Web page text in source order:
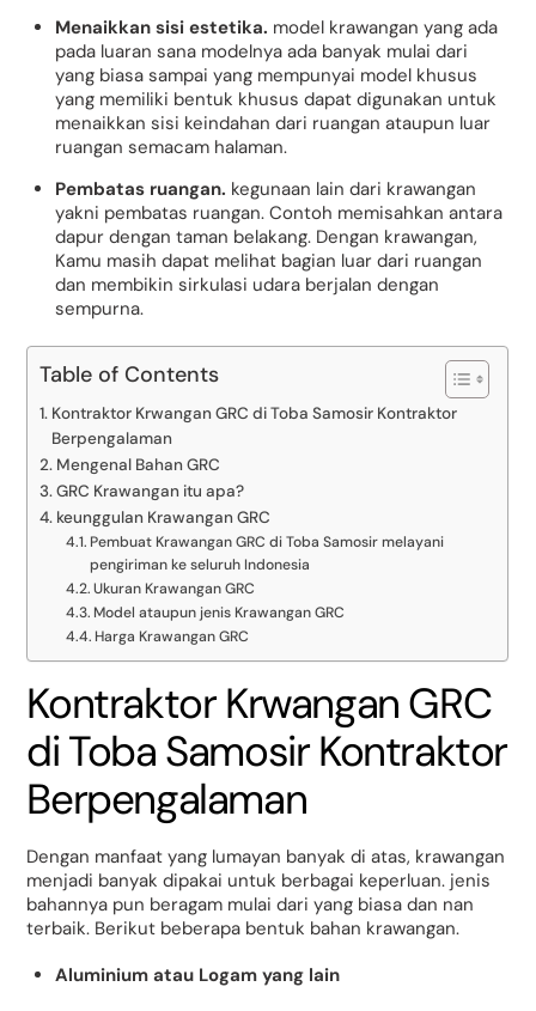
Menaikkan sisi estetika. model krawangan yang ada
pada luaran sana modelnya ada banyak mulai dari
yang biasa sampai yang mempunyai model khusus
yang memiliki bentuk khusus dapat digunakan untuk
menaikkan sisi keindahan dari ruangan ataupun luar
ruangan semacam halaman.
Pembatas ruangan. kegunaan lain dari krawangan
yakni pembatas ruangan. Contoh memisahkan antara
dapur dengan taman belakang. Dengan krawangan,
Kamu masih dapat melihat bagian luar dari ruangan
dan membikin sirkulasi udara berjalan dengan
sempurna.
Table of Contents
Kontraktor Krwangan GRC di Toba Samosir Kontraktor
Berpengalaman
Mengenal Bahan GRC
GRC Krawangan itu apa?
keunggulan Krawangan GRC
Pembuat Krawangan GRC di Toba Samosir melayani
pengiriman ke seluruh Indonesia
Ukuran Krawangan GRC
Model ataupun jenis Krawangan GRC
Harga Krawangan GRC
Kontraktor Krwangan GRC
di Toba Samosir Kontraktor
Berpengalaman
Dengan manfaat yang lumayan banyak di atas, krawangan
menjadi banyak dipakai untuk berbagai keperluan. jenis
bahannya pun beragam mulai dari yang biasa dan nan
terbaik. Berikut beberapa bentuk bahan krawangan.
Aluminium atau Logam yang lain